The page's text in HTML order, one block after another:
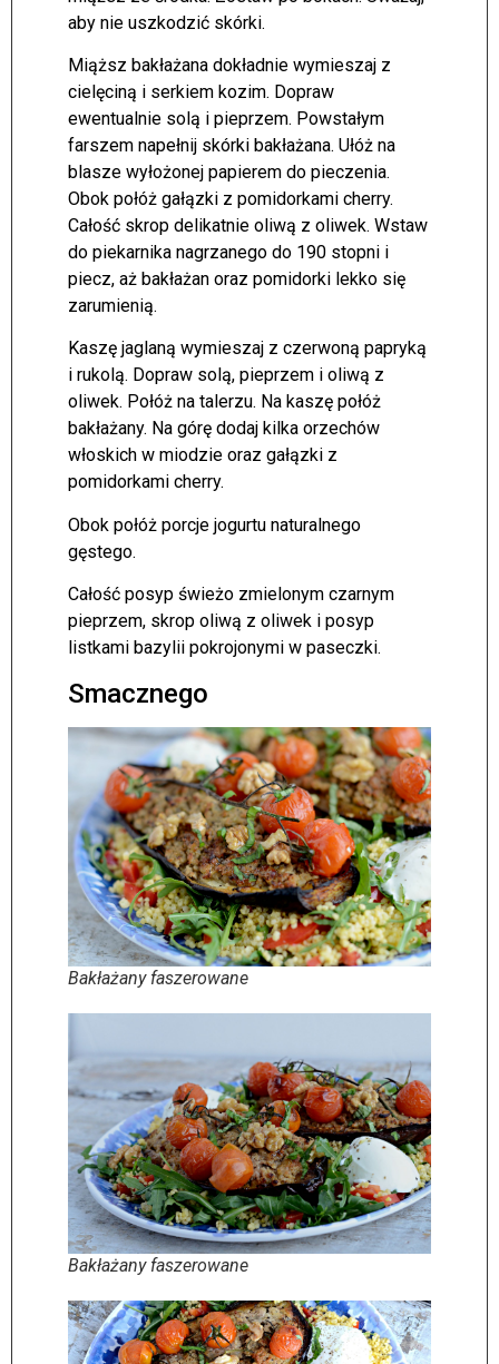
aby nie uszkodzić skórki.
Miąższ bakłażana dokładnie wymieszaj z
cielęciną i serkiem kozim. Dopraw
ewentualnie solą i pieprzem. Powstałym
farszem napełnij skórki bakłażana. Ułóż na
blasze wyłożonej papierem do pieczenia.
Obok połóż gałązki z pomidorkami cherry.
Całość skrop delikatnie oliwą z oliwek. Wstaw
do piekarnika nagrzanego do 190 stopni i
piecz, aż bakłażan oraz pomidorki lekko się
zarumienią.
Kaszę jaglaną wymieszaj z czerwoną papryką
i rukolą. Dopraw solą, pieprzem i oliwą z
oliwek. Połóż na talerzu. Na kaszę połóż
bakłażany. Na górę dodaj kilka orzechów
włoskich w miodzie oraz gałązki z
pomidorkami cherry.
Obok połóż porcje jogurtu naturalnego
gęstego.
Całość posyp świeżo zmielonym czarnym
pieprzem, skrop oliwą z oliwek i posyp
listkami bazylii pokrojonymi w paseczki.
Smacznego
Bakłażany faszerowane
Bakłażany faszerowane